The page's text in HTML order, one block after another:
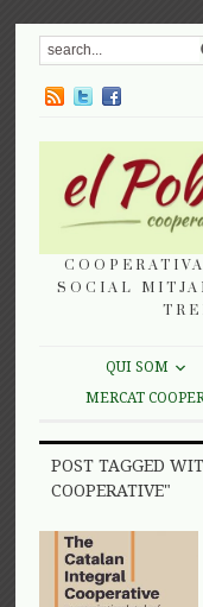
SOCIAL
QUI SOM
MERCAT
POST TAGGED
COOPERATIVE"